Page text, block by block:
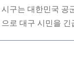
시구는 대한민국 공
으로 대구 시민을